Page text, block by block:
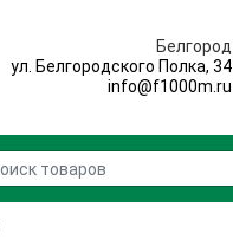
Белгород
ул. Белгородского Полка, 34
info@f1000m.ru